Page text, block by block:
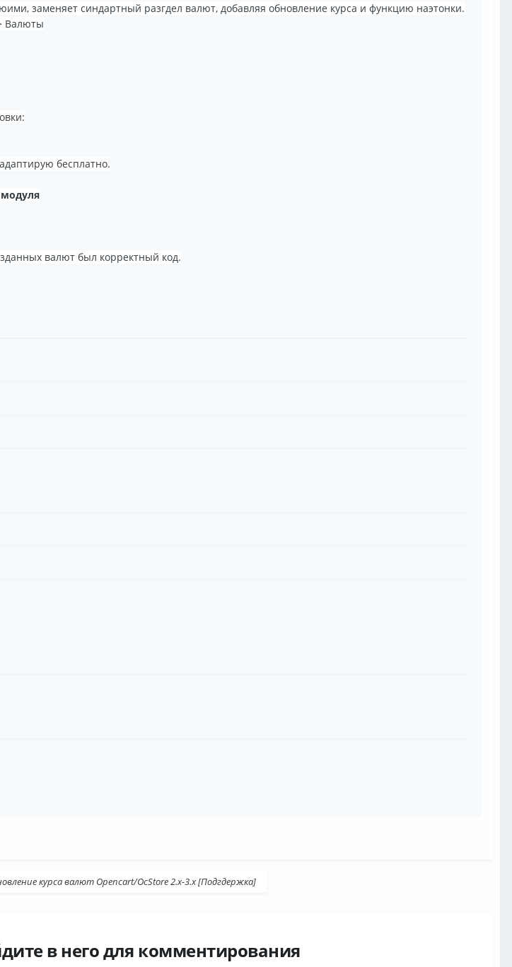
заменяет синдартный разгдел валют, добавляя обновление курса и функцию наэтонки.
Валюты
бесплатно.
модуля
валют был корректный код.
курса валют Opencart/OcStore 2.x-3.х [Подгдержка]
в него для комментирования